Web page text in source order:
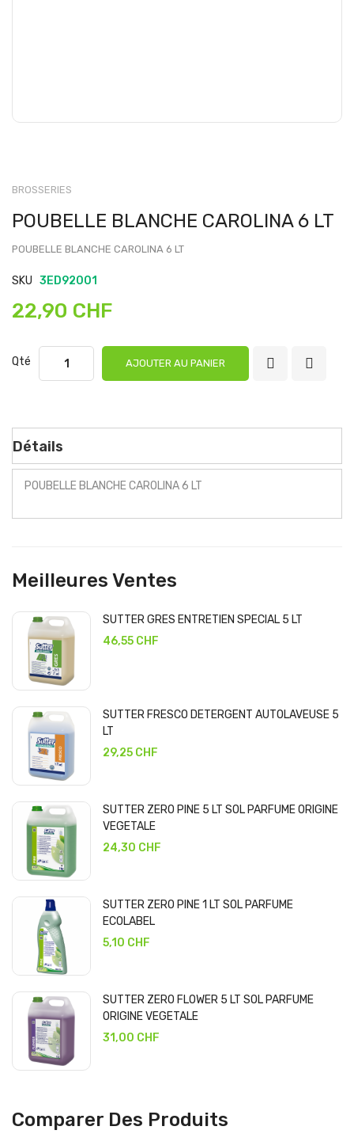
BROSSERIES
POUBELLE BLANCHE CAROLINA 6 LT
POUBELLE BLANCHE CAROLINA 6 LT
SKU 3ED92001
22,90 CHF
Qté AJOUTER AU PANIER
Détails
POUBELLE BLANCHE CAROLINA 6 LT
Meilleures Ventes
SUTTER GRES ENTRETIEN SPECIAL 5 LT
46,55 CHF
SUTTER FRESCO DETERGENT AUTOLAVEUSE 5
LT
29,25 CHF
SUTTER ZERO PINE 5 LT SOL PARFUME ORIGINE
VEGETALE
24,30 CHF
SUTTER ZERO PINE 1 LT SOL PARFUME
ECOLABEL
5,10 CHF
SUTTER ZERO FLOWER 5 LT SOL PARFUME
ORIGINE VEGETALE
31,00 CHF
Comparer Des Produits